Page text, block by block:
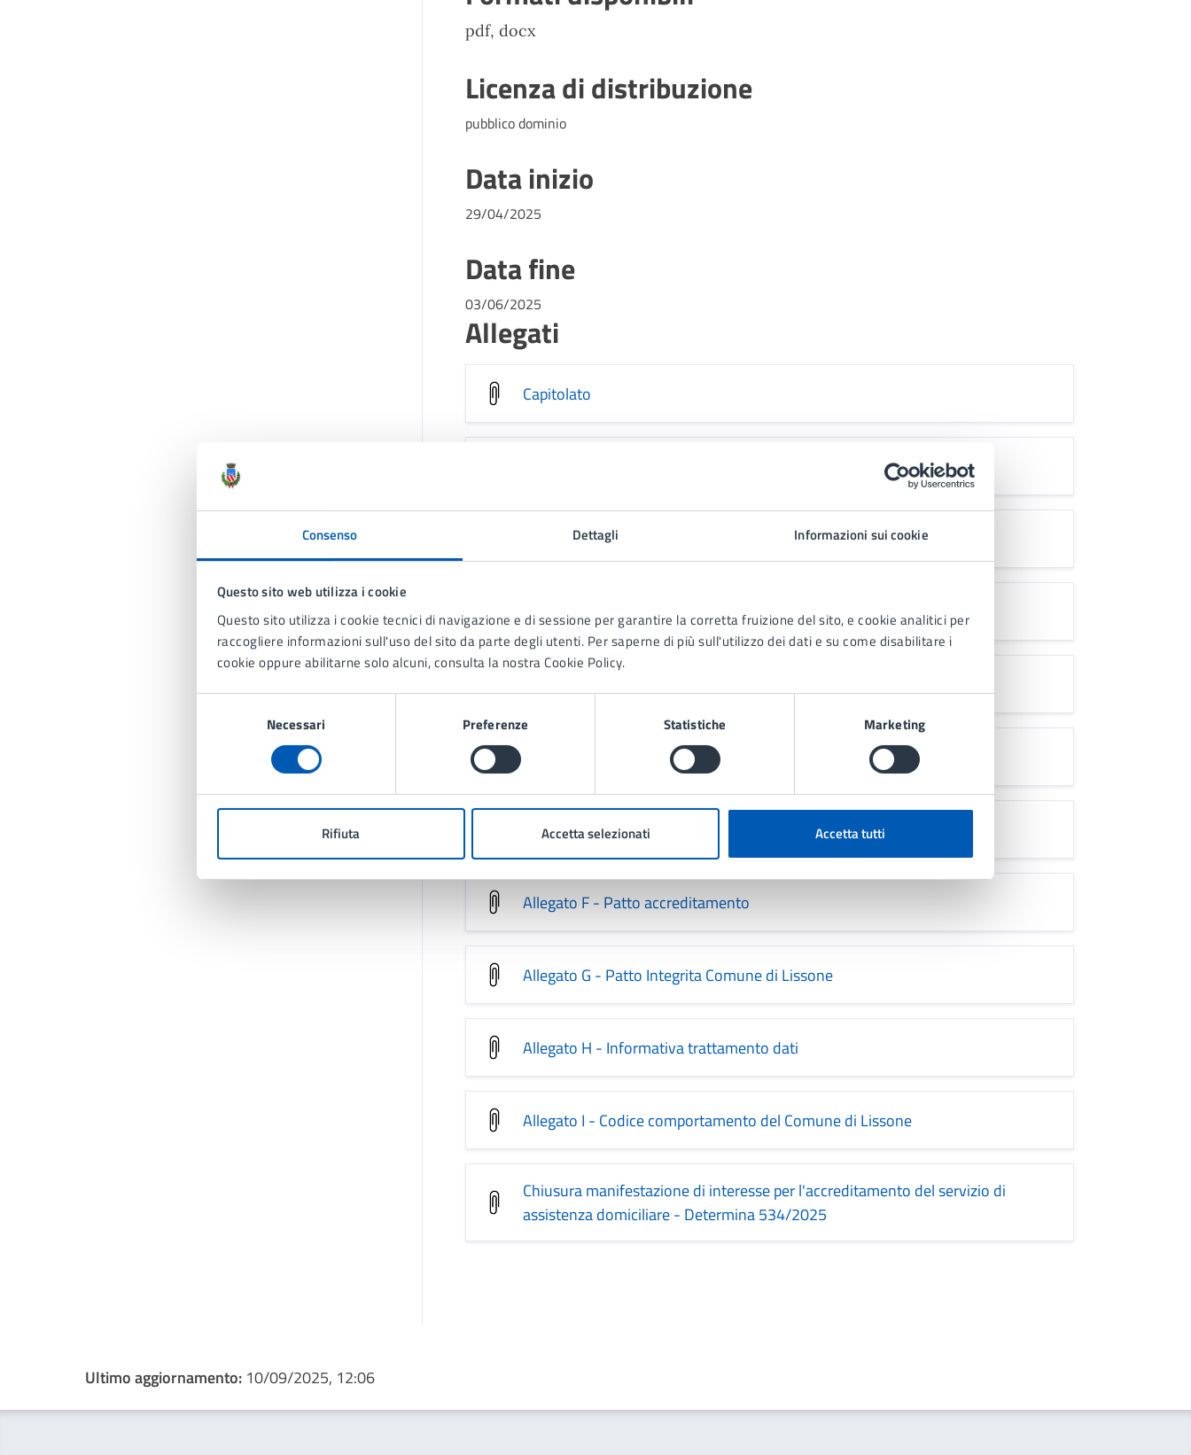
Consenso Dettagli Informazioni sui cookie
Questo sito web utilizza i cookie
Questo sito utilizza i cookie tecnici di navigazione e di sessione per garantire la corretta fruizione del sito, e cookie analitici per
raccogliere informazioni sull'uso del sito da parte degli utenti. Per saperne di più sull'utilizzo dei dati e su come disabilitare i
cookie oppure abilitarne solo alcuni, consulta la nostra Cookie Policy.
Necessari Preferenze Statistiche Marketing
Rifiuta Accetta selezionati Accetta tutti
pdf, docx
Licenza di distribuzione
pubblico dominio
Data inizio
29/04/2025
Data fine
03/06/2025
Allegati
Capitolato
Allegato A-bis - Dichiarazione sostitutiva
Allegato B - Foglio descrittivo
Allegato D - Interventi richiesti
Allegato E - Moduli monitoraggio
Allegato F - Patto accreditamento
Allegato G - Patto Integrita Comune di Lissone
Allegato H - Informativa trattamento dati
Allegato I - Codice comportamento del Comune di Lissone
Chiusura manifestazione di interesse per l'accreditamento del servizio di
assistenza domiciliare - Determina 534/2025
Ultimo aggiornamento: 10/09/2025, 12:06